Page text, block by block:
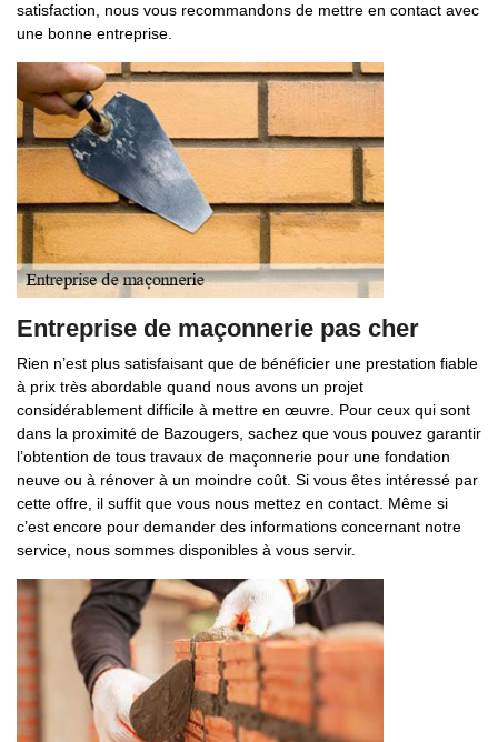
satisfaction, nous vous recommandons de mettre en contact avec
une bonne entreprise.
Entreprise de maçonnerie pas cher
Rien n’est plus satisfaisant que de bénéficier une prestation fiable
à prix très abordable quand nous avons un projet
considérablement difficile à mettre en œuvre. Pour ceux qui sont
dans la proximité de Bazougers, sachez que vous pouvez garantir
l’obtention de tous travaux de maçonnerie pour une fondation
neuve ou à rénover à un moindre coût. Si vous êtes intéressé par
cette offre, il suffit que vous nous mettez en contact. Même si
c’est encore pour demander des informations concernant notre
service, nous sommes disponibles à vous servir.